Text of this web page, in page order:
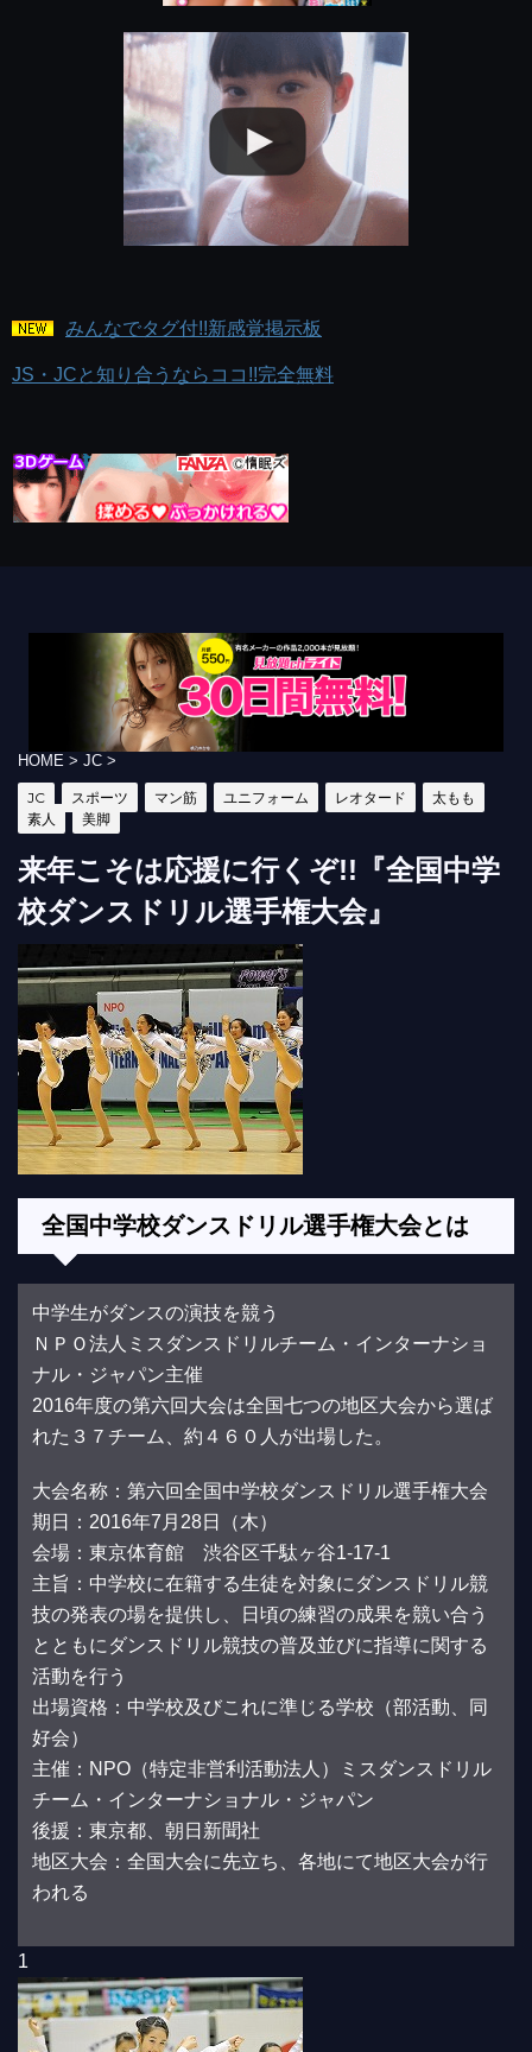
みんなでタグ付!!新感覚掲示板
JS・JCと知り合うならココ!!完全無料
HOME > JC >
JC スポーツ マン筋 ユニフォーム レオタード
太もも
素人
美脚
来年こそは応援に行くぞ!!『全国中学
校ダンスドリル選手権大会』
全国中学校ダンスドリル選手権大会とは
中学生がダンスの演技を競う
ＮＰＯ法人ミスダンスドリルチーム・インターナショ
ナル・ジャパン主催
2016年度の第六回大会は全国七つの地区大会から選ば
れた３７チーム、約４６０人が出場した。
大会名称：第六回全国中学校ダンスドリル選手権大会
期日：2016年7月28日（木）
会場：東京体育館 渋谷区千駄ヶ谷1-17-1
主旨：中学校に在籍する生徒を対象にダンスドリル競
技の発表の場を提供し、日頃の練習の成果を競い合う
とともにダンスドリル競技の普及並びに指導に関する
活動を行う
出場資格：中学校及びこれに準じる学校（部活動、同
好会）
主催：NPO（特定非営利活動法人）ミスダンスドリル
チーム・インターナショナル・ジャパン
後援：東京都、朝日新聞社
地区大会：全国大会に先立ち、各地にて地区大会が行
われる
1